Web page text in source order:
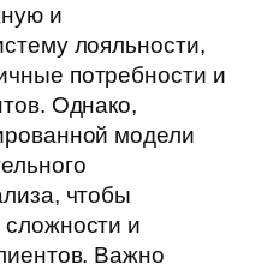
и
лояльности,
потребности и
Однако,
модели
чтобы
и
Важно